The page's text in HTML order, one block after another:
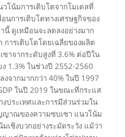
โน้มการเติบโตจากโมเดลที่
นการเติบโตทางเศรษฐกิจของ
นี้ ดูเหมือนจะลดลงอย่างมาก
การเติบโตโดยเฉลี่ยของผลิต
ซาจากระดับสูงที่ 3.6% ต่อปีใน
1.3% ในช่วงปี 2552-2560
จากมากกว่า 40% ในปี 1997
ในปี 2019 ในขณะที่กระแส
ประเทศและการมีส่วนร่วมใน
าณของความซบเซา แนวโน้ม
เชิงบวกอย่างระมัดระวัง แม้ว่า